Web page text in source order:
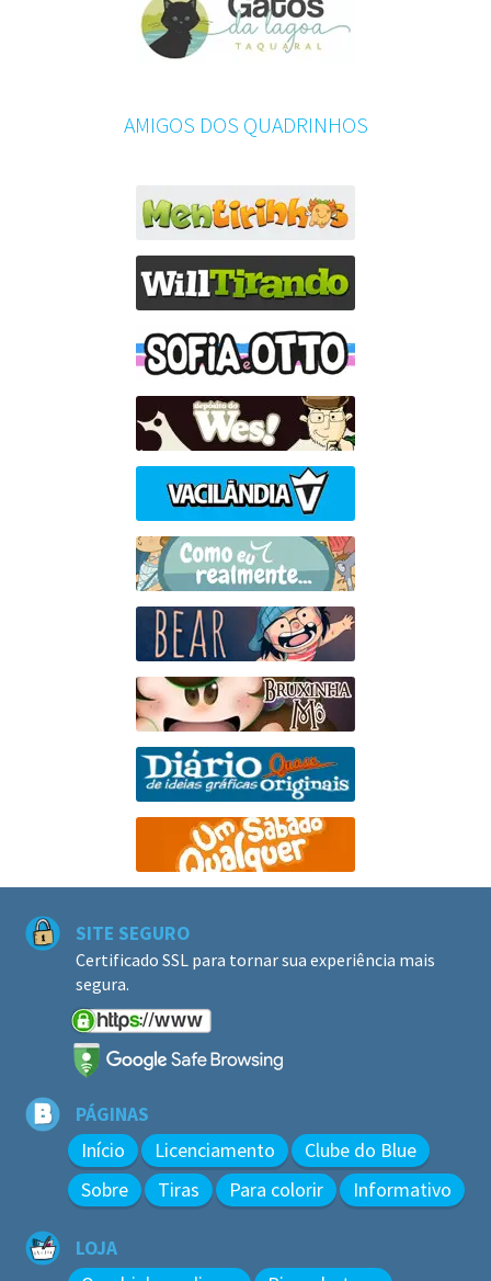
AMIGOS DOS QUADRINHOS
SITE SEGURO
Certificado SSL para tornar sua experiência mais
segura.
PÁGINAS
Início Licenciamento
Clube do Blue
Sobre
Tiras Para colorir Informativo
LOJA